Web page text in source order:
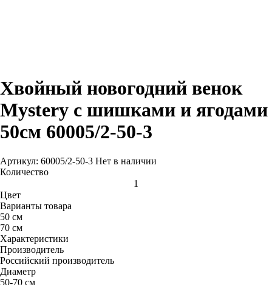
Хвойный новогодний венок
Mystery с шишками и ягодами
50см 60005/2-50-3
Артикул: 60005/2-50-3 Нет в наличии
Количество
Цвет
Варианты товара
50 см
70 см
Характеристики
Производитель
Российский производитель
Диаметр
50-70 см